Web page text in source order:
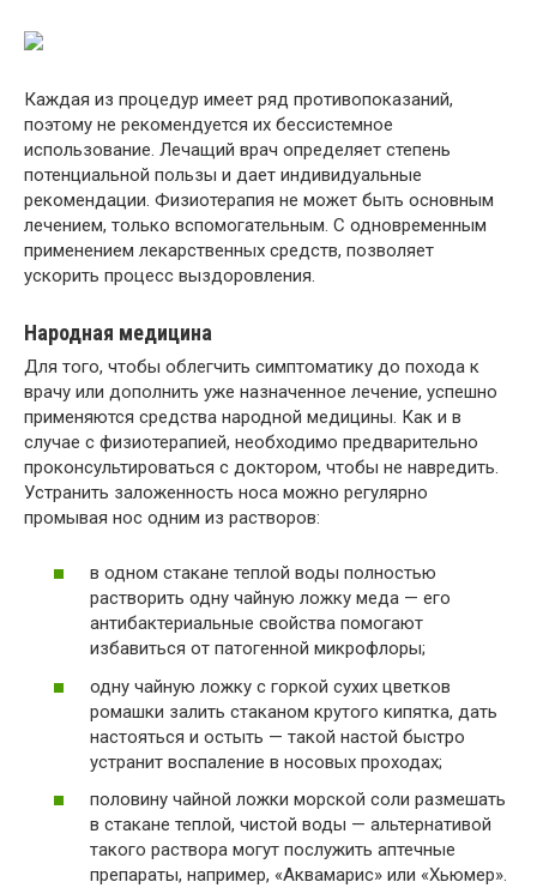
Каждая из процедур имеет ряд противопоказаний,
поэтому не рекомендуется их бессистемное
использование. Лечащий врач определяет степень
потенциальной пользы и дает индивидуальные
рекомендации. Физиотерапия не может быть основным
лечением, только вспомогательным. С одновременным
применением лекарственных средств, позволяет
ускорить процесс выздоровления.
Народная медицина
Для того, чтобы облегчить симптоматику до похода к
врачу или дополнить уже назначенное лечение, успешно
применяются средства народной медицины. Как и в
случае с физиотерапией, необходимо предварительно
проконсультироваться с доктором, чтобы не навредить.
Устранить заложенность носа можно регулярно
промывая нос одним из растворов:
в одном стакане теплой воды полностью
растворить одну чайную ложку меда — его
антибактериальные свойства помогают
избавиться от патогенной микрофлоры;
одну чайную ложку с горкой сухих цветков
ромашки залить стаканом крутого кипятка, дать
настояться и остыть — такой настой быстро
устранит воспаление в носовых проходах;
половину чайной ложки морской соли размешать
в стакане теплой, чистой воды — альтернативой
такого раствора могут послужить аптечные
препараты, например, «Аквамарис» или «Хьюмер».